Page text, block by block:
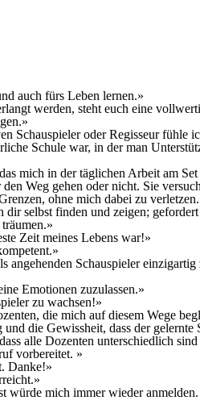
auch fürs Leben lernen.»
werden, steht euch eine
Schauspieler oder Regisseur fühle
Schule war, in der man
mich in der täglichen Arbeit am
Weg gehen oder nicht. Sie
ohne mich dabei zu
selbst finden und zeigen;
Zeit meines Lebens war!»
Schauspieler einzigartig
Emotionen zuzulassen.»
zu wachsen!»
die mich auf diesem Wege
die Gewissheit, dass der
alle Dozenten unterschiedlich
vorbereitet. »
Danke!»
würde mich immer wieder